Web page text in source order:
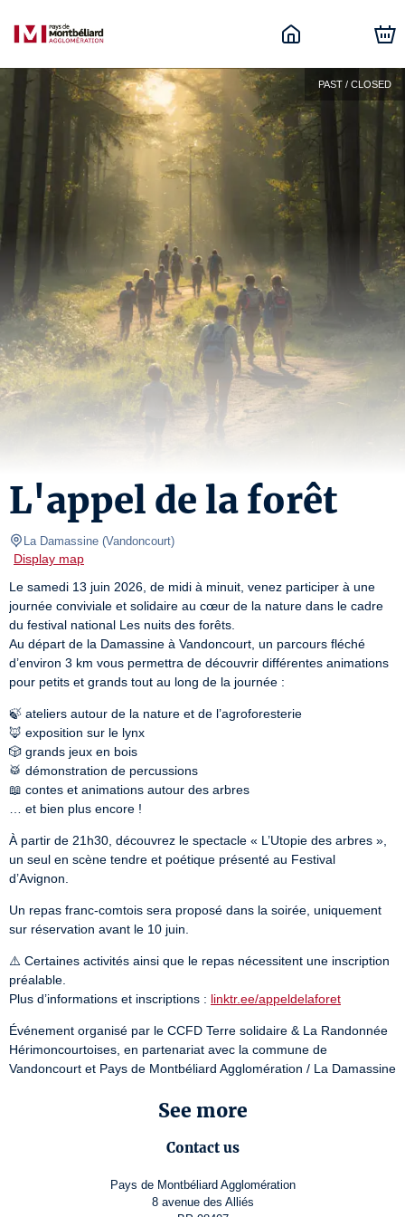
PAST / CLOSED
L'appel de la forêt
La Damassine (Vandoncourt)
Display map
Le samedi 13 juin 2026, de midi à minuit, venez participer à une
journée conviviale et solidaire au cœur de la nature dans le cadre
du festival national Les nuits des forêts.
Au départ de la Damassine à Vandoncourt, un parcours fléché
d’environ 3 km vous permettra de découvrir différentes animations
pour petits et grands tout au long de la journée :
🍃 ateliers autour de la nature et de l’agroforesterie
🦊 exposition sur le lynx
🎲 grands jeux en bois
🥁 démonstration de percussions
📖 contes et animations autour des arbres
… et bien plus encore !
À partir de 21h30, découvrez le spectacle « L’Utopie des arbres »,
un seul en scène tendre et poétique présenté au Festival
d’Avignon.
Un repas franc-comtois sera proposé dans la soirée, uniquement
sur réservation avant le 10 juin.
⚠️ Certaines activités ainsi que le repas nécessitent une inscription
préalable.
Plus d’informations et inscriptions : linktr.ee/appeldelaforet
Événement organisé par le CCFD Terre solidaire & La Randonnée
Hérimoncourtoises, en partenariat avec la commune de
Vandoncourt et Pays de Montbéliard Agglomération / La Damassine
See more
Contact us
Pays de Montbéliard Agglomération
8 avenue des Alliés